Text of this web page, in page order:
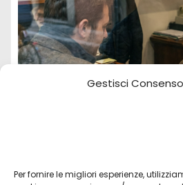
Gestisci
Per fornire le migliori esperienze,